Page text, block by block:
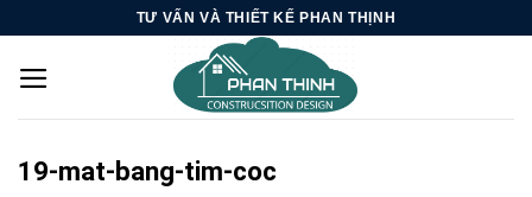
content
TƯ VẤN VÀ THIẾT KẾ PHAN THỊNH
19-mat-bang-tim-coc